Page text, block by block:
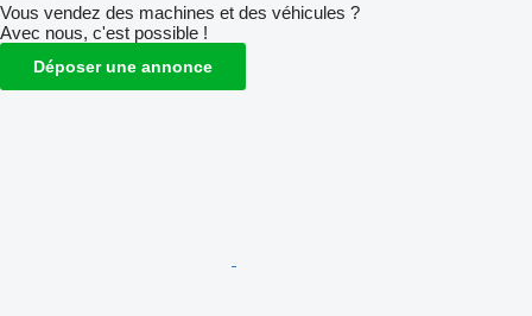
Vous vendez des machines et des véhicules ?
Avec nous, c'est possible !
Déposer une annonce